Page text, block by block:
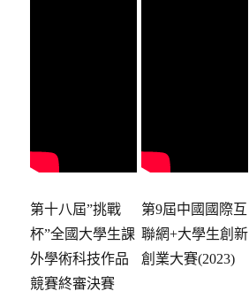
第十八屆”挑戰
杯”全國大學生課
外學術科技作品
競賽終審決賽
第9屆中國國際互
聯網+大學生創新
創業大賽(2023)